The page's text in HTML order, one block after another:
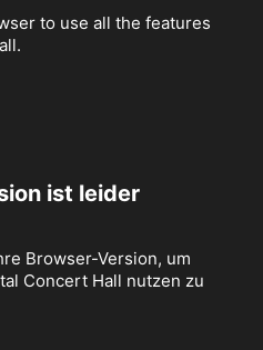
to use all the features
ist leider
Browser-Version, um
Concert Hall nutzen zu